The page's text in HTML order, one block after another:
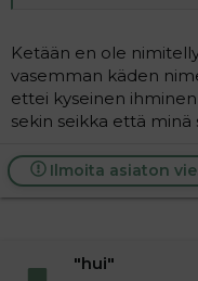
Ketään en ole
vasemman käden
ettei kyseinen
sekin seikka että minä
Ilmoita asiaton
"hui"